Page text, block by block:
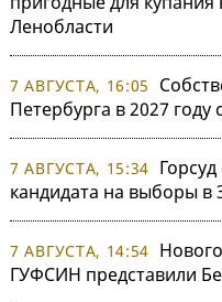
Ленобласти
7 АВГУСТА, 16:05
Петербурга в 2027 году
7 АВГУСТА, 15:34
кандидата на выборы в
7 АВГУСТА, 14:54
ГУФСИН представили